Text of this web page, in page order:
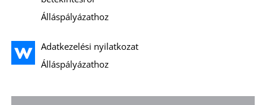
Álláspályázathoz
Adatkezelési nyilatkozat
Álláspályázathoz